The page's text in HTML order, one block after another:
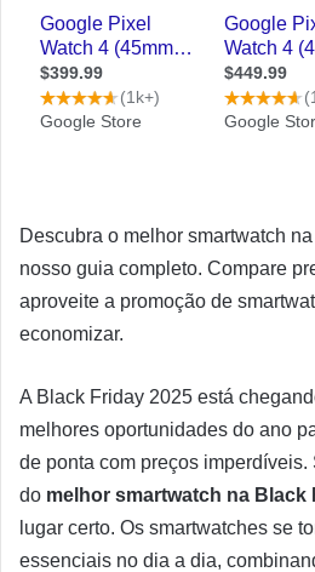
Descubra o melhor smartwatch
nosso guia completo. Compare
aproveite a promoção de
economizar.
A Black Friday 2025 está
melhores oportunidades do ano
de ponta com preços imperdíveis.
do melhor smartwatch na Black
lugar certo. Os smartwatches se
essenciais no dia a dia,